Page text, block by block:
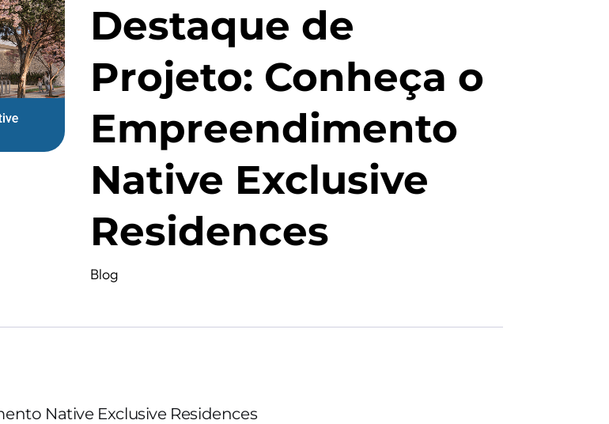
Destaque de
Projeto: Conheça o
Empreendimento
Native Exclusive
Residences
Blog
Native Exclusive Residences